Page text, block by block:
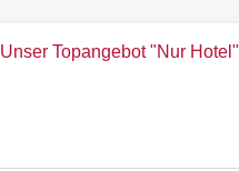
Unser Topangebot "Nur Hotel"